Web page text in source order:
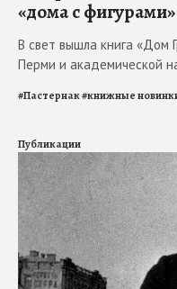
«дома с
В свет вышла книга «Дом
Перми и академической
#Пастернак#книжные
Публикации